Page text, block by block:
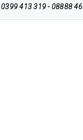
0399 413 319 - 08888